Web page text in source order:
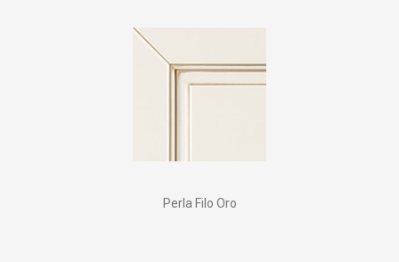
Perla Filo Oro